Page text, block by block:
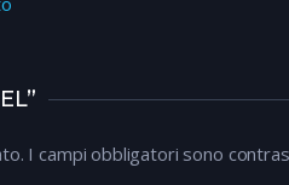
I campi obbligatori sono